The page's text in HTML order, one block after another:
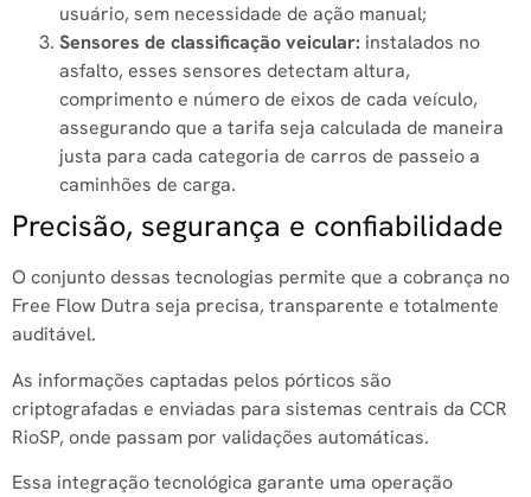
usuário, sem necessidade de ação manual;
Sensores de classificação veicular: instalados no
asfalto, esses sensores detectam altura,
comprimento e número de eixos de cada veículo,
assegurando que a tarifa seja calculada de maneira
justa para cada categoria de carros de passeio a
caminhões de carga.
Precisão, segurança e confiabilidade
O conjunto dessas tecnologias permite que a cobrança no
Free Flow Dutra seja precisa, transparente e totalmente
auditável.
As informações captadas pelos pórticos são
criptografadas e enviadas para sistemas centrais da CCR
RioSP, onde passam por validações automáticas.
Essa integração tecnológica garante uma operação